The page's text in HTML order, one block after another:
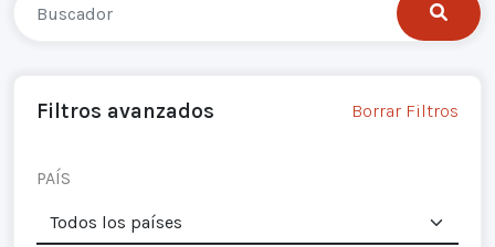
Filtros avanzados Borrar Filtros
PAÍS